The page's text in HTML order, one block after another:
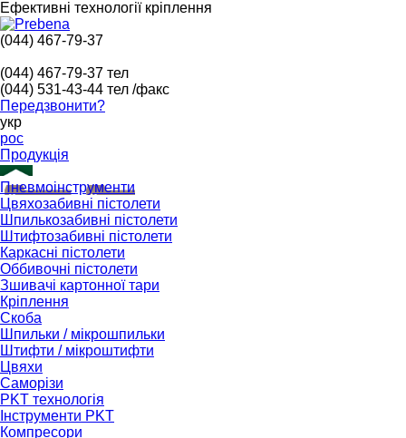
Ефективні технології кріплення
(044) 467-79-37
(044) 467-79-37 тел
(044) 531-43-44 тел /факс
Передзвонити?
укр
рос
Продукція
Пневмоінструменти
Цвяхозабивні пістолети
Шпилькозабивні пістолети
Штифтозабивні пістолети
Каркасні пістолети
Оббивочні пістолети
Зшивачі картонної тари
Кріплення
Скоба
Шпильки / мікрошпильки
Штифти / мікроштифти
Цвяхи
Саморізи
PKT технологія
Інструменти PKT
Компресори